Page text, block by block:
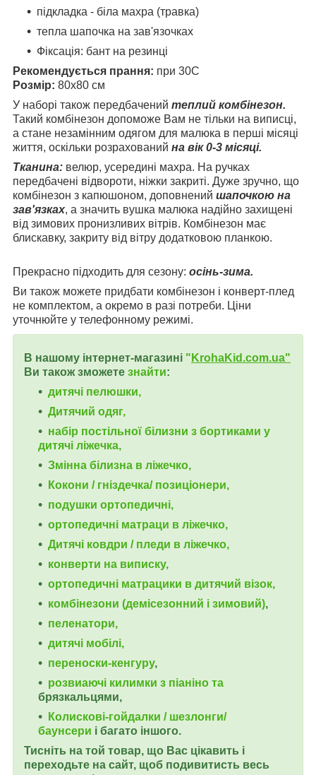
підкладка - біла махра (травка)
тепла шапочка на зав'язочках
Фіксація: бант на резинці
Рекомендується прання: при 30С
Розмір: 80х80 см
У наборі також передбачений теплий комбінезон.
Такий комбінезон допоможе Вам не тільки на виписці,
а стане незамінним одягом для малюка в перші місяці
життя, оскільки розрахований на вік 0-3 місяці.
Тканина: велюр, усередині махра. На ручках
передбачені відвороти, ніжки закриті. Дуже зручно, що
комбінезон з капюшоном, доповнений шапочкою на
зав'язках, а значить вушка малюка надійно захищені
від зимових пронизливих вітрів. Комбінезон має
блискавку, закриту від вітру додатковою планкою.
Прекрасно підходить для сезону: осінь-зима.
Ви також можете придбати комбінезон і конверт-плед
не комплектом, а окремо в разі потреби. Ціни
уточнюйте у телефонному режимі.
В нашому інтернет-магазині " KrohaKid.com.ua"
Ви також зможете знайти:
дитячі пелюшки,
Дитячий одяг,
набір постільної білизни з бортиками у
дитячі ліжечка,
Змінна білизна в ліжечко,
Кокони / гніздечка/ позиціонери,
подушки ортопедичні,
ортопедичні матраци в ліжечко,
Дитячі ковдри / пледи в ліжечко,
конверти на виписку,
ортопедичні матрацики в дитячий візок,
комбінезони (демісезонний і зимовий),
пеленатори,
дитячі мобілі,
переноски-кенгуру,
розвиаючі килимки з піаніно та
брязкальцями,
Колискові-гойдалки / шезлонги/
баунсери і багато іншого.
Тисніть на той товар, що Вас цікавить і
переходьте на сайт, щоб подивитисть весь